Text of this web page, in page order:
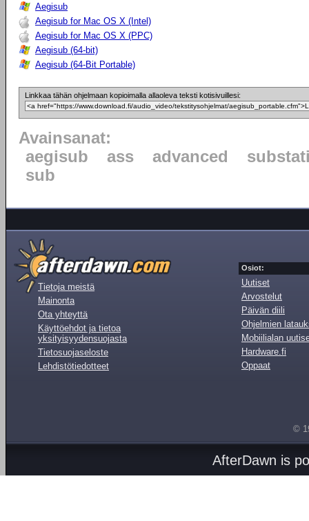
Aegisub
Aegisub for Mac OS X (Intel)
Aegisub for Mac OS X (PPC)
Aegisub (64-bit)
Aegisub (64-Bit Portable)
Linkkaa tähän ohjelmaan kopioimalla allaoleva teksti kotisivuillesi:
Avainsanat:
aegisub
ass advanced
sub
Tietoja meistä
Mainonta
Ota yhteyttä
Käyttöehdot ja tietoa
yksityisyydensuojasta
Tietosuojaseloste
Lehdistötiedotteet
Osiot:
Uutiset
Arvostelut
Päivän diili
Ohjelmien
Mobiilialan
Hardware.fi
Oppaat
©
AfterDawn is